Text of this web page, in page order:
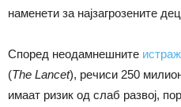
наменети за најзагрозените
Според неодамнешните
(The Lancet), речиси 250
имаат ризик од слаб развој,